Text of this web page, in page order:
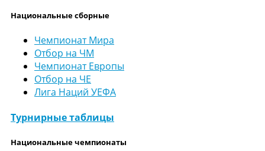
Национальные сборные
Чемпионат Мира
Отбор на ЧМ
Чемпионат Европы
Отбор на ЧЕ
Лига Наций УЕФА
Турнирные таблицы
Национальные чемпионаты